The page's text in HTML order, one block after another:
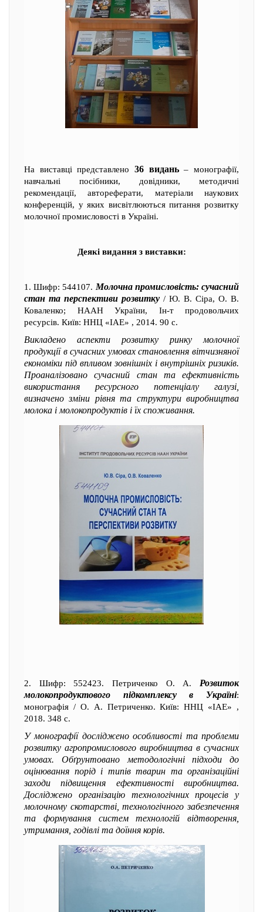
На виставці представлено 36 видань– монографії,
навчальні посібники, довідники, методичні
рекомендації, автореферати, матеріали наукових
конференцій, у яких висвітлюються питання розвитку
молочної промисловості в Україні.
Деякі видання з виставки:
1. Шифр: 544107. Молочна промисловість: сучасний
стан та перспективи розвитку / Ю. В. Сіра, О. В.
Коваленко; НААН України, Ін-т продовольчих
ресурсів. Київ: ННЦ «ІАЕ» , 2014. 90 с.
Викладено аспекти розвитку ринку молочної
продукції в сучасних умовах становлення вітчизняної
економіки під впливом зовнішніх і внутрішніх ризиків.
Проаналізовано сучасний стан та ефективність
використання ресурсного потенціалу галузі,
визначено зміни рівня та структури виробництва
молока і молокопродуктів і їх споживання.
2. Шифр: 552423. Петриченко О. А. Розвиток
молокопродуктового підкомплексу в Україні:
монографія / О. А. Петриченко. Київ: ННЦ «ІАЕ» ,
2018. 348 с.
У монографії досліджено особливості та проблеми
розвитку агропромислового виробництва в сучасних
умовах. Обґрунтовано методологічні підходи до
оцінювання порід і типів тварин та організаційні
заходи підвищення ефективності виробництва.
Досліджено організацію технологічних процесів у
молочному скотарстві, технологічного забезпечення
та формування систем технологій відтворення,
утримання, годівлі та доїння корів.